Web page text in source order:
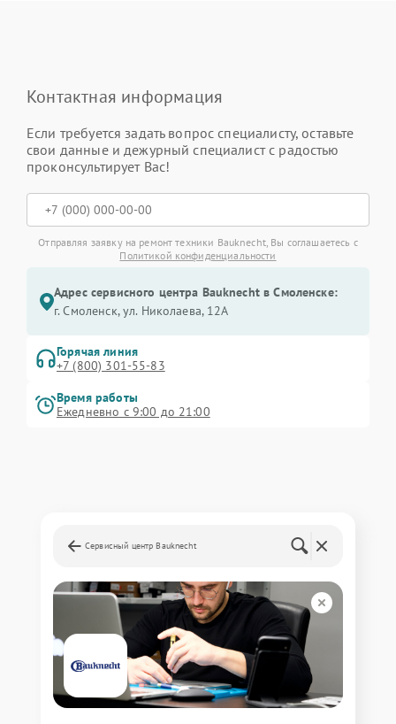
Контактная информация
Если требуется задать вопрос специалисту, оставьте
свои данные и дежурный специалист с радостью
проконсультирует Вас!
Отправляя заявку на ремонт техники Bauknecht, Вы соглашаетесь с
Политикой конфиденциальности
Адрес сервисного центра Bauknecht в Смоленске:
г. Смоленск, ул. Николаева, 12А
Горячая линия
+7 (800) 301-55-83
Время работы
Ежедневно с 9:00 до 21:00
Сервисный центр Bauknecht